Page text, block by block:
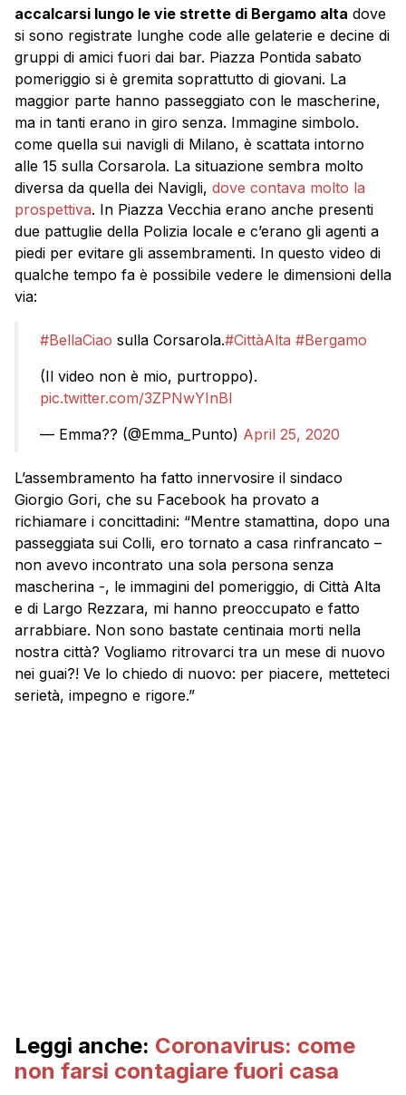
accalcarsi lungo le vie strette di Bergamo alta dove
si sono registrate lunghe code alle gelaterie e decine di
gruppi di amici fuori dai bar. Piazza Pontida sabato
pomeriggio si è gremita soprattutto di giovani. La
maggior parte hanno passeggiato con le mascherine,
ma in tanti erano in giro senza. Immagine simbolo.
come quella sui navigli di Milano, è scattata intorno
alle 15 sulla Corsarola. La situazione sembra molto
diversa da quella dei Navigli, dove contava molto la
prospettiva. In Piazza Vecchia erano anche presenti
due pattuglie della Polizia locale e c’erano gli agenti a
piedi per evitare gli assembramenti. In questo video di
qualche tempo fa è possibile vedere le dimensioni della
via:
#BellaCiao sulla Corsarola.#CittàAlta #Bergamo
(Il video non è mio, purtroppo).
pic.twitter.com/3ZPNwYInBI
— Emma?? (@Emma_Punto) April 25, 2020
L’assembramento ha fatto innervosire il sindaco
Giorgio Gori, che su Facebook ha provato a
richiamare i concittadini: “Mentre stamattina, dopo una
passeggiata sui Colli, ero tornato a casa rinfrancato –
non avevo incontrato una sola persona senza
mascherina -, le immagini del pomeriggio, di Città Alta
e di Largo Rezzara, mi hanno preoccupato e fatto
arrabbiare. Non sono bastate centinaia morti nella
nostra città? Vogliamo ritrovarci tra un mese di nuovo
nei guai?! Ve lo chiedo di nuovo: per piacere, metteteci
serietà, impegno e rigore.”
Leggi anche: Coronavirus: come
non farsi contagiare fuori casa